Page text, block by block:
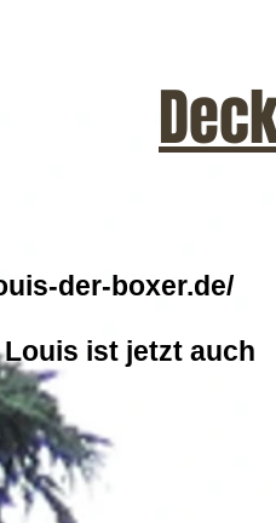
der-boxer.de/
ist jetzt auch